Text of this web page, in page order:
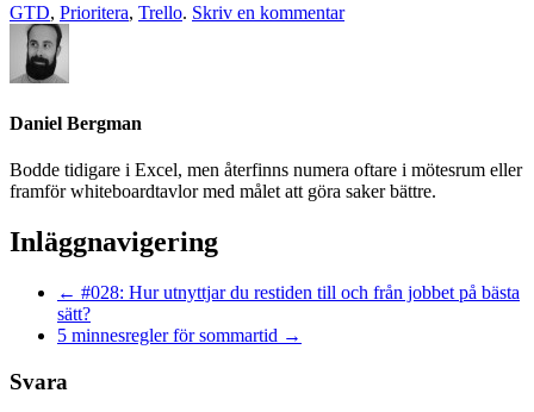
GTD, Prioritera, Trello. Skriv en kommentar
Daniel Bergman
Bodde tidigare i Excel, men återfinns numera oftare i mötesrum eller
framför whiteboardtavlor med målet att göra saker bättre.
Inläggnavigering
← #028: Hur utnyttjar du restiden till och från jobbet på bästa
sätt?
5 minnesregler för sommartid →
Svara